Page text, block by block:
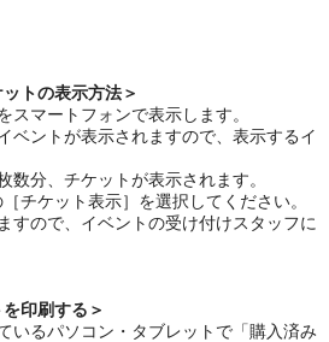
トの表示方法＞
スマートフォンで表示します。
ベントが表示されますので、表示するイ
分、チケットが表示されます。
ケット表示］を選択してください。
ので、イベントの受け付けスタッフに
印刷する＞
いるパソコン・タブレットで「購入済み